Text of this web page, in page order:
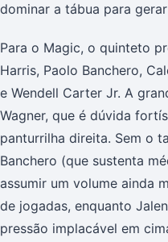
dominar a tábua para
Para o Magic, o quinteto
Harris, Paolo Banchero,
e Wendell Carter Jr. A
Wagner, que é dúvida
panturrilha direita. Sem o
Banchero (que sustenta
assumir um volume ainda
de jogadas, enquanto
pressão implacável em